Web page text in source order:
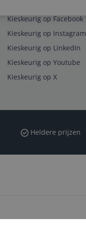
Kieskeurig op Facebook
Kieskeurig op Instagram
Kieskeurig op LinkedIn
Kieskeurig op Youtube
Kieskeurig op X
Heldere prijzen